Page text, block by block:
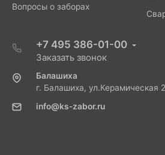
Вопросы о заборах
+7 495 386-01-00
Заказать звонок
Балашиха
г. Балашиха, ул.Керамическая
info@ks-zabor.ru